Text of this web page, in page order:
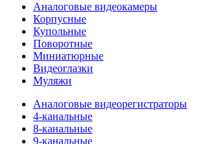
Аналоговые видеокамеры
Корпусные
Купольные
Поворотные
Миниатюрные
Видеоглазки
Муляжи
Аналоговые видеорегистраторы
4-канальные
8-канальные
9-канальные